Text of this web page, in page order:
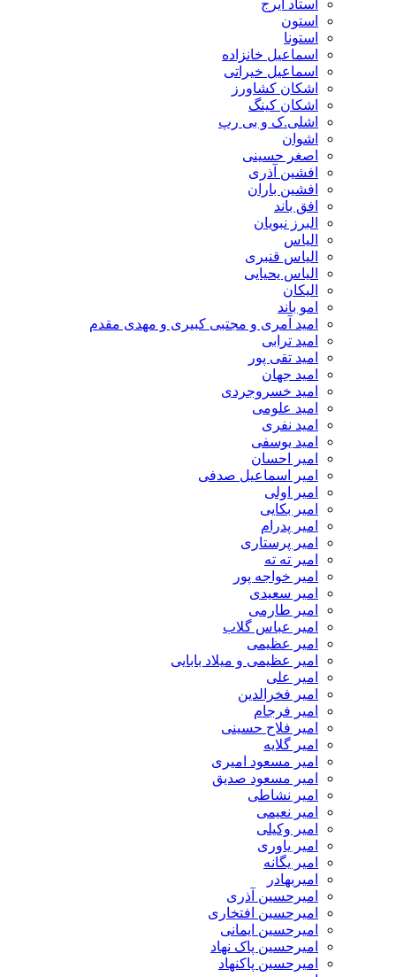
استاد ایرج
استون
استونا
اسماعیل خانزاده
اسماعیل خیراتی
اشکان کشاورز
اشکان کینگ
اشلی.ک و بی رپ
اشوان
اصغر حسینی
افشین آذری
افشین باران
افق باند
البرز نبویان
الیاس
الیاس قنبرى
الیاس یحیایی
الیکان
امو باند
امید آمری و مجتبی کبیری و مهدى مقدم
امید ترابی
امید تقی پور
امید جهان
امید خسروجردی
امید علومی
امید نفری
امید یوسفی
امیر احسان
امیر اسماعیل صدفی
امیر اولی
امیر بکایی
امیر پدرام
امیر پرستاری
امیر ته ته
امیر خواجه پور
امیر سعیدی
امیر طارمی
امیر عباس گلاب
امیر عظیمی
امیر عظیمی و میلاد بابایی
امیر علی
امیر فخرالدین
امیر فرجام
امیر فلاح حسینی
امیر گلایه
امیر مسعود امیری
امیر مسعود صدیق
امیر نشاطی
امیر نعیمی
امیر وکیلی
امیر یاوری
امیر یگانه
امیربهادر
امیرحسین آذری
امیرحسین افتخاری
امیرحسین ایمانی
امیرحسین پاک نهاد
امیرحسین پاکنهاد